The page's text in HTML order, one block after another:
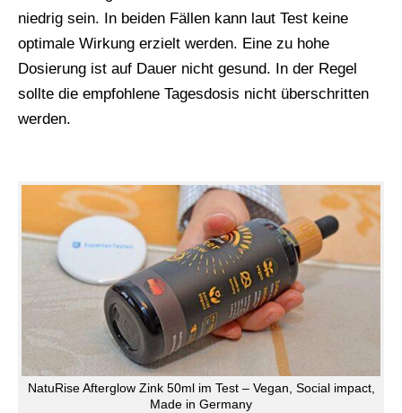
niedrig sein. In beiden Fällen kann laut Test keine
optimale Wirkung erzielt werden. Eine zu hohe
Dosierung ist auf Dauer nicht gesund. In der Regel
sollte die empfohlene Tagesdosis nicht überschritten
werden.
NatuRise Afterglow Zink 50ml im Test – Vegan, Social impact,
Made in Germany